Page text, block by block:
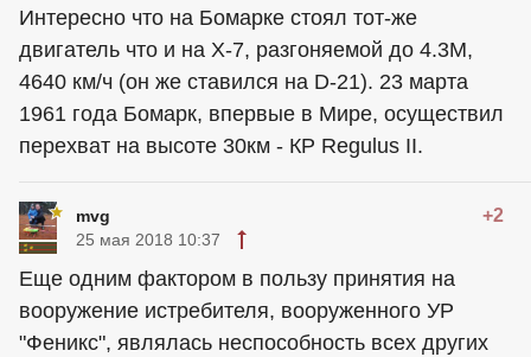
Интересно что на Бомарке стоял тот-же
двигатель что и на Х-7, разгоняемой до 4.3М,
4640 км/ч (он же ставился на D-21). 23 марта
1961 года Бомарк, впервые в Мире, осуществил
перехват на высоте 30км - КР Regulus II.
mvg +2
25 мая 2018 10:37
Еще одним фактором в пользу принятия на
вооружение истребителя, вооруженного УР
"Феникс", являлась неспособность всех других